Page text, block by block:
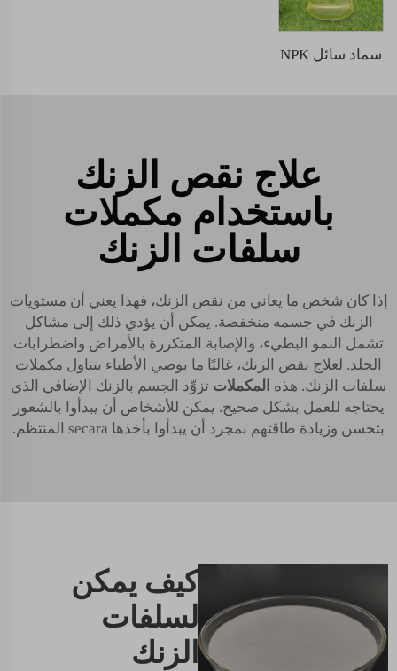
سماد سائل NPK
علاج نقص الزنك
باستخدام مكملات
سلفات الزنك
إذا كان شخص ما يعاني من نقص الزنك، فهذا يعني أن مستويات
الزنك في جسمه منخفضة. يمكن أن يؤدي ذلك إلى مشاكل
تشمل النمو البطيء، والإصابة المتكررة بالأمراض واضطرابات
الجلد. لعلاج نقص الزنك، غالبًا ما يوصي الأطباء بتناول مكملات
سلفات الزنك. هذه المكملات تزوِّد الجسم بالزنك الإضافي الذي
يحتاجه للعمل بشكل صحيح. يمكن للأشخاص أن يبدأوا بالشعور
بتحسن وزيادة طاقتهم بمجرد أن يبدأوا بأخذها secara المنتظم.
كيف يمكن
لسلفات
الزنك